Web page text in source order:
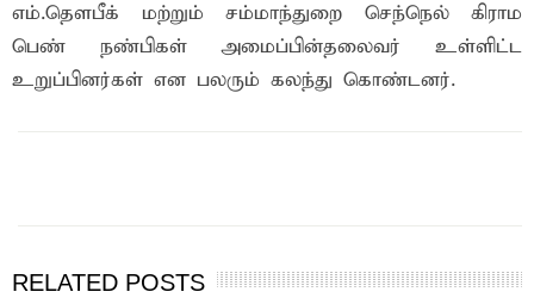
எம்.தௌபீக் மற்றும் சம்மாந்துறை செந்நெல் கிராம
பெண் நண்பிகள் அமைப்பின்தலைவர் உள்ளிட்ட
உறுப்பினர்கள் என பலரும் கலந்து கொண்டனர்.
RELATED POSTS